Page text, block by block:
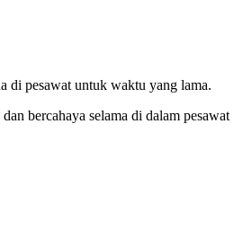
di pesawat untuk waktu yang lama.
bercahaya selama di dalam pesawat